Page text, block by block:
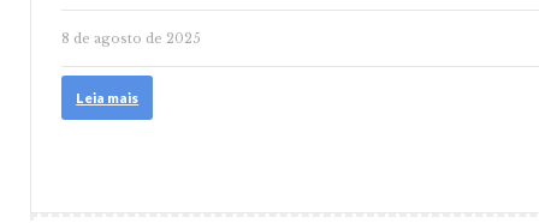
8 de agosto de 2025
Leia mais